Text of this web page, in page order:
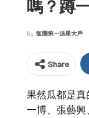
嗎？蹲
By 飯圈第一追星大戶
Share
果然瓜都是
一博、張藝興